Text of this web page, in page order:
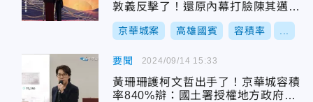
敦義反擊了！還原內幕打臉陳其邁
轟：一派胡言
京華城案 高雄國賓 容積率
要聞
黃珊珊護柯文哲出手了！京華城容積
率840%辯：國土署授權地方政府
2024/09/14 15:33